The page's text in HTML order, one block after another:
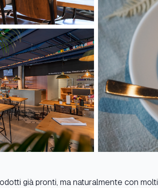
già pronti, ma naturalmente con molti